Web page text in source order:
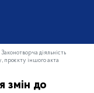
Законотворча діяльність
проєкту іншого акта
змін до